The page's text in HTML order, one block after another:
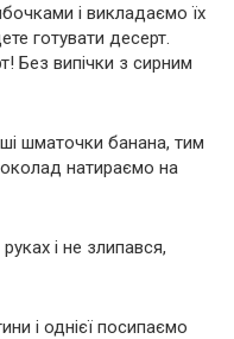
і викладаємо їх
готувати десерт.
Без випічки з сирним
шматочки банана, тим
натираємо на
і не злипався,
і однієї посипаємо